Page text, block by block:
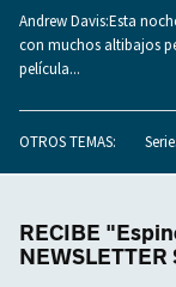
Andrew Davis:Esta
con muchos altibajos
película...
OTROS TEMAS:
RECIBE